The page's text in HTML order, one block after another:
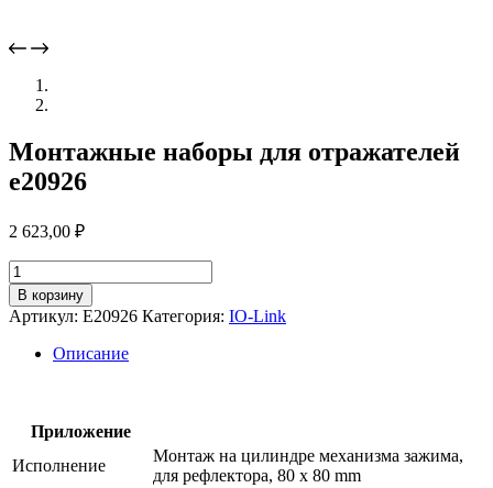
Монтажные наборы для отражателей
e20926
2 623,00 ₽
Количество
товара
Монтажные
наборы
отражателей
В корзину
Артикул: E20926 Категория: IO-Link
Описание
Приложение
Исполнение
Монтаж на цилиндре механизма зажима,
для рефлектора, 80 x 80 mm